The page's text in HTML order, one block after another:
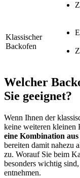
Klassischer
Backofen
Welcher
Sie geeignet?
Wenn Ihnen der
keine weiteren kleinen
eine Kombination
bereiten damit nahezu
zu. Worauf Sie beim
besonders wichtig
entnehmen.